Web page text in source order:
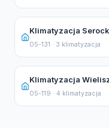
Klimatyzacja Serock
05-131 · 3 klimatyzacja
Klimatyzacja
05-119 · 4 klimatyzacja